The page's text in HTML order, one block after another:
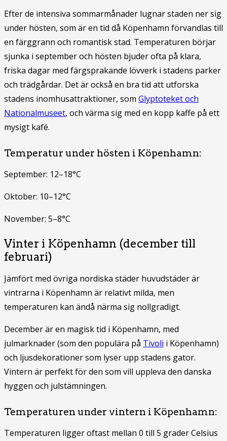
Efter de intensiva sommarmånader lugnar staden ner sig
under hösten, som är en tid då Köpenhamn förvandlas till
en färggrann och romantisk stad. Temperaturen börjar
sjunka i september och hösten bjuder ofta på klara,
friska dagar med färgsprakande lövverk i stadens parker
och trädgårdar. Det är också en bra tid att utforska
stadens inomhusattraktioner, som Glyptoteket och
Nationalmuseet, och värma sig med en kopp kaffe på ett
mysigt kafé.
Temperatur under hösten i Köpenhamn:
September: 12–18°C
Oktober: 10–12°C
November: 5–8°C
Vinter i Köpenhamn (december till
februari)
Jämfört med övriga nordiska städer huvudstäder är
vintrarna i Köpenhamn är relativt milda, men
temperaturen kan ändå närma sig nollgradigt.
December är en magisk tid i Köpenhamn, med
julmarknader (som den populära på Tivoli i Köpenhamn)
och ljusdekorationer som lyser upp stadens gator.
Vintern är perfekt för den som vill uppleva den danska
hyggen och julstämningen.
Temperaturen under vintern i Köpenhamn:
Temperaturen ligger oftast mellan 0 till 5 grader Celsius